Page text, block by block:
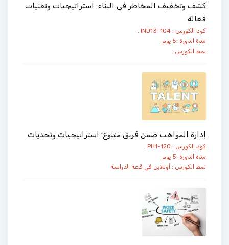
كشف وتخفيف المخاطر في البناء: استراتيجيات وتقنيات
فعالة
كود الكورس : IND13-104 ,
مدة الدورة :5 يوم
نمط الكورس :
إدارة المواهب ضمن فريق متنوع: استراتيجيات وتحديات
كود الكورس : PH1-120 ,
مدة الدورة :5 يوم
نمط الكورس : أونلاين في قاعة الدراسة